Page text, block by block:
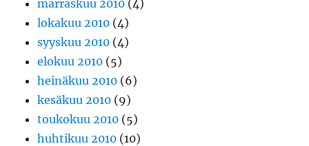
marraskuu 2010 (4)
lokakuu 2010 (4)
syyskuu 2010 (4)
elokuu 2010 (5)
heinäkuu 2010 (6)
kesäkuu 2010 (9)
toukokuu 2010 (5)
huhtikuu 2010 (10)